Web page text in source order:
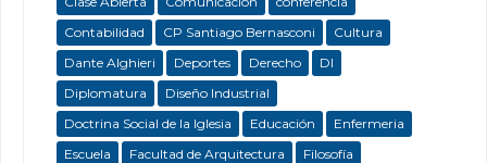
Contabilidad
CP Santiago Bernasconi
Cultura
Dante Alghieri
Deportes Derecho
DI
Diplomatura
Diseño Industrial
Doctrina Social de la Iglesia
Educación
Enfermeria
Escuela
Facultad de Arquitectura
Filosofía